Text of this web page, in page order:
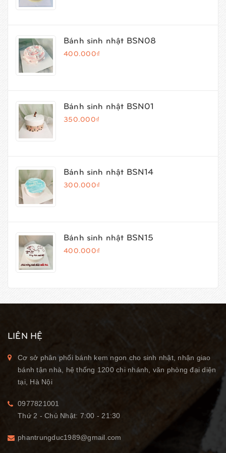
Bánh sinh nhật BSN08
400.000₫
Bánh sinh nhật BSN01
350.000₫
Bánh sinh nhật BSN14
300.000₫
Bánh sinh nhật BSN15
400.000₫
LIÊN HỆ
Cơ sở phân phối bánh kem ngon cho sinh nhật, nhận giao
bánh tận nhà, hệ thống 1200 chi nhánh, văn phòng đại diện
tại, Hà Nội
0977821001
Thứ 2 - Chủ Nhật: 7:00 - 21:30
phantrungduc1989@gmail.com